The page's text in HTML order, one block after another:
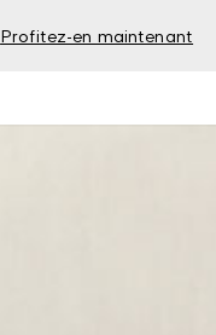
Profitez-en maintenant